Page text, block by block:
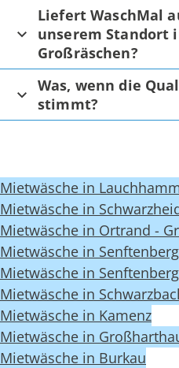
Liefert WaschMal
unserem Standort
Großräschen?
Was, wenn die
stimmt?
Mietwäsche in
Mietwäsche in
Mietwäsche in Ortrand -
Mietwäsche in
Mietwäsche in Senftenberg
Mietwäsche in
Mietwäsche in Kamenz
Mietwäsche in
Mietwäsche in Burkau